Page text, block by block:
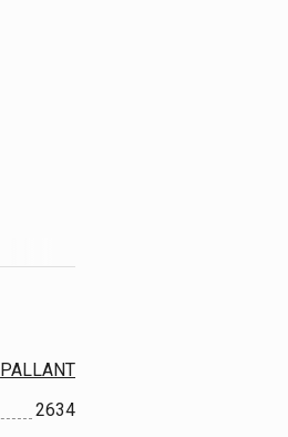
PALLANT
2634